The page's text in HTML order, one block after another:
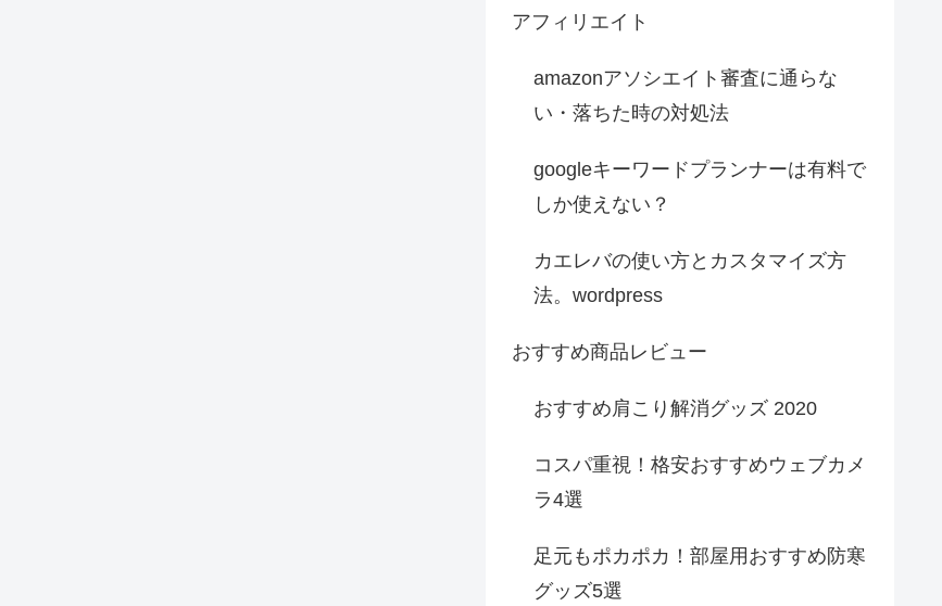
アフィリエイト
amazonアソシエイト審査に通らな
い・落ちた時の対処法
googleキーワードプランナーは有料で
しか使えない？
カエレバの使い方とカスタマイズ方
法。wordpress
おすすめ商品レビュー
おすすめ肩こり解消グッズ 2020
コスパ重視！格安おすすめウェブカメ
ラ4選
足元もポカポカ！部屋用おすすめ防寒
グッズ5選